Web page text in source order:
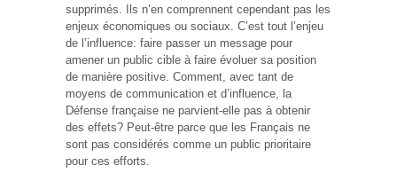
supprimés. Ils n’en comprennent cependant pas les
enjeux économiques ou sociaux. C’est tout l’enjeu
de l’influence: faire passer un message pour
amener un public cible à faire évoluer sa position
de manière positive. Comment, avec tant de
moyens de communication et d’influence, la
Défense française ne parvient-elle pas à obtenir
des effets? Peut-être parce que les Français ne
sont pas considérés comme un public prioritaire
pour ces efforts.